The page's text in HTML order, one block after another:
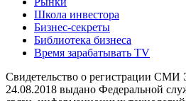
Школа инвестора
Бизнес-секреты
Библиотека бизнеса
Время зарабатывать TV
Свидетельство о регистрации
24.08.2018 выдано Федеральной